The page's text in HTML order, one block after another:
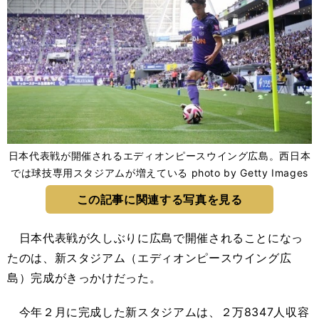
日本代表戦が開催されるエディオンピースウイング広島。西日本
では球技専用スタジアムが増えている photo by Getty Images
この記事に関連する写真を見る
日本代表戦が久しぶりに広島で開催されることになっ
たのは、新スタジアム（エディオンピースウイング広
島）完成がきっかけだった。
今年２月に完成した新スタジアムは、２万8347人収容